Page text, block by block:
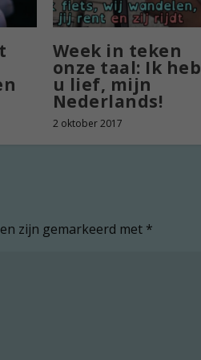
Week in teken
onze taal: Ik heb
u lief, mijn
Nederlands!
2 oktober 2017
zijn gemarkeerd met *